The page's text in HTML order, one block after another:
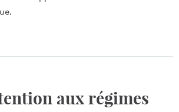
aux régimes